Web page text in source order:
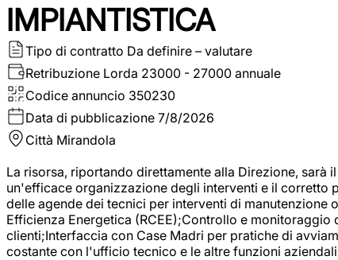
IMPIANTISTICA
Tipo di contratto Da definire – valutare
Retribuzione Lorda 23000 - 27000 annuale
Codice annuncio 350230
Data di pubblicazione 7/8/2026
Città Mirandola
La risorsa, riportando direttamente alla Direzione,
un'efficace organizzazione degli interventi e il corretto
delle agende dei tecnici per interventi di
Efficienza Energetica (RCEE);Controllo e
clienti;Interfaccia con Case Madri per pratiche di
costante con l'ufficio tecnico e le altre funzioni